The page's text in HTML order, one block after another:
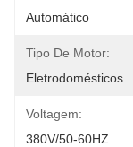
Automático
Tipo De Motor:
Eletrodomésticos
Voltagem:
380V/50-60HZ